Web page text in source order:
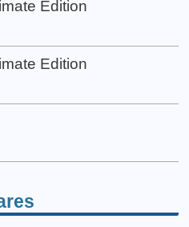
Edition
Edition